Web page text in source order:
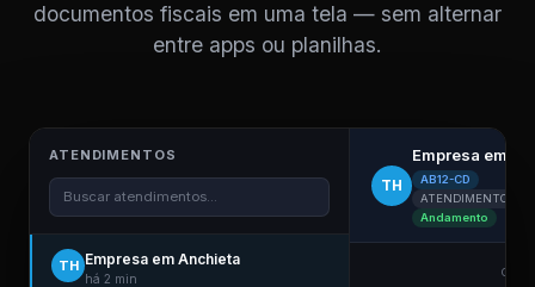
documentos fiscais em uma tela — sem alternar
entre apps ou planilhas.
ATENDIMENTOS
Buscar atendimentos...
TH Empresa em Anchieta
há 2 min
TH
Empresa em
AB12-CD
ATENDIMENTO
Andamento